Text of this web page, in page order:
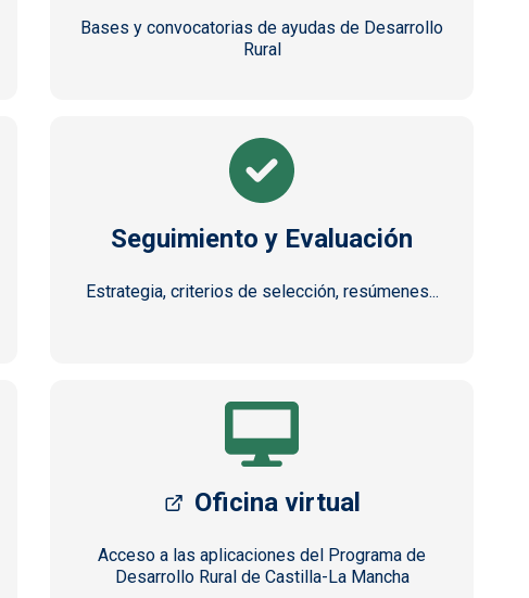
Bases y convocatorias de ayudas de Desarrollo
Rural
Seguimiento y Evaluación
Estrategia, criterios de selección, resúmenes...
Oficina virtual
Acceso a las aplicaciones del Programa de
Desarrollo Rural de Castilla-La Mancha